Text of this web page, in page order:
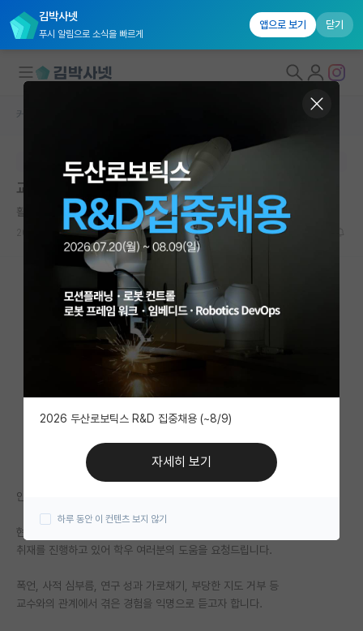
김박사넷
푸시 알림으로 소식을 빠르게
앱으로 보기 닫기
국내대학원 정보
연구실&오픈랩
커뮤니티
커뮤니티 홈
전체글보기
베스트 게시판
IF 명예의전당
자유 게시판(아무개랩)
미국 유학 게시판
미국 대학원 합격 후기 게시판
대학원 합격 후기 게시판
연구실(PI) 홍보 게시판
석박사 채용 정보 게시판
커뮤니티 홈
본문이 수정되지 않는 박제글입니다.
교수님께 부당한 일 겪어보신 적 있나요?
활기찬 제임스 맥스웰
2026.06.08 7 2538
안녕하십니까, 한경잡앤조이 24기 대학생 기자단입니다.
현재 「대학 및 대학원 내 교수 권력 남용 실태」를 주제로
취재를 진행하고 있어 학우 여러분의 도움을 요청드립니다.
폭언, 사적 심부름, 연구 성과 가로채기, 부당한 지도 거부 등
교수와의 관계에서 겪은 경험을 익명으로 듣고자 합니다.
2026 두산로보틱스 R&D 집중채용 (~8/9)
자세히 보기
하루 동안 이 컨텐츠 보지 않기